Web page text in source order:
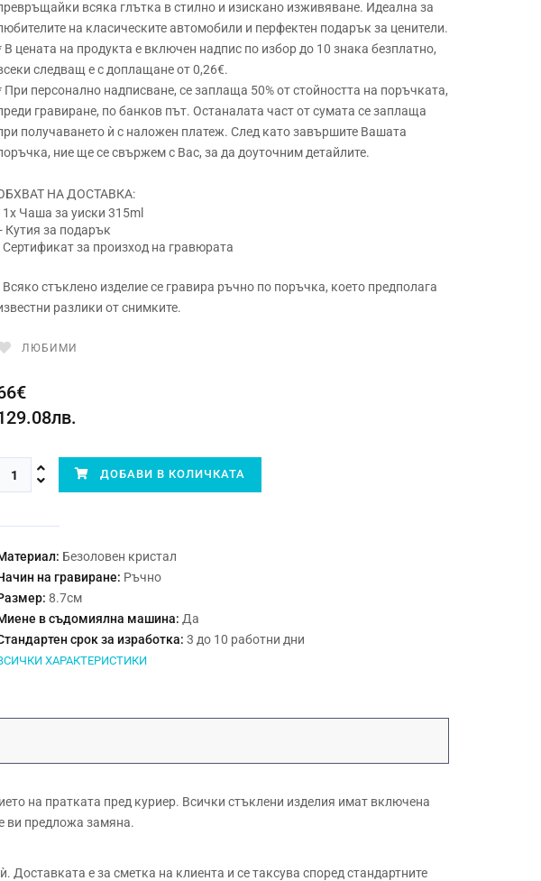
всяка глътка в стилно и изискано изживяване. Идеална за
на класическите автомобили и перфектен подарък за ценители.
В цената на продукта е включен надпис по избор до 10 знака безплатно,
следващ е с доплащане от 0,26€.
При персонално надписване, се заплаща 50% от стойността на поръчката,
гравиране, по банков път. Останалата част от сумата се заплаща
получаването ѝ с наложен платеж. След като завършите Вашата
ние ще се свържем с Вас, за да доуточним детайлите.
НА ДОСТАВКА:
1x Чаша за уиски 315ml
- Кутия за подарък
Сертификат за произход на гравюрата
Всяко стъклено изделие се гравира ръчно по поръчка, което предполага
разлики от снимките.
ЛЮБИМИ
ДОБАВИ В КОЛИЧКАТА
Безоловен кристал
на гравиране: Ръчно
8.7см
в съдомиялна машина: Да
срок за изработка: 3 до 10 работни дни
ХАРАКТЕРИСТИКИ
на пратката пред куриер. Всички стъклени изделия имат включена
ви предложа замяна.
е за сметка на клиента и се таксува според стандартните